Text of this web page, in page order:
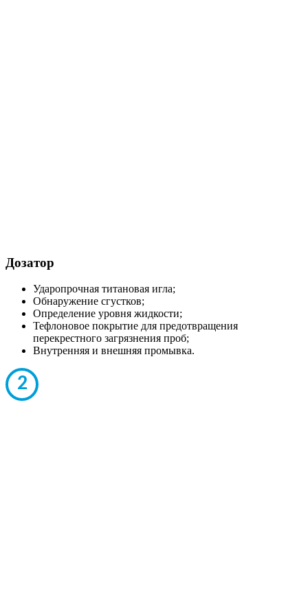
Дозатор
Ударопрочная титановая игла;
Обнаружение сгустков;
Определение уровня жидкости;
Тефлоновое покрытие для предотвращения
перекрестного загрязнения проб;
Внутренняя и внешняя промывка.
2